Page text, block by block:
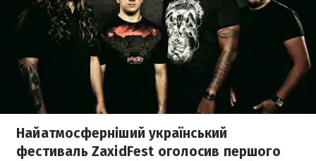
Найатмосферніший український
фестиваль ZaxidFest оголосив першого